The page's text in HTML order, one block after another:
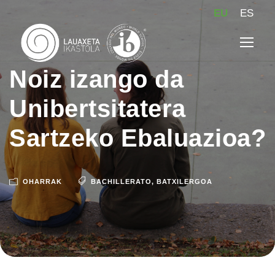
EU ES
Noiz izango da
Unibertsitatera
Sartzeko Ebaluazioa?
OHARRAK BACHILLERATO, BATXILERGOA